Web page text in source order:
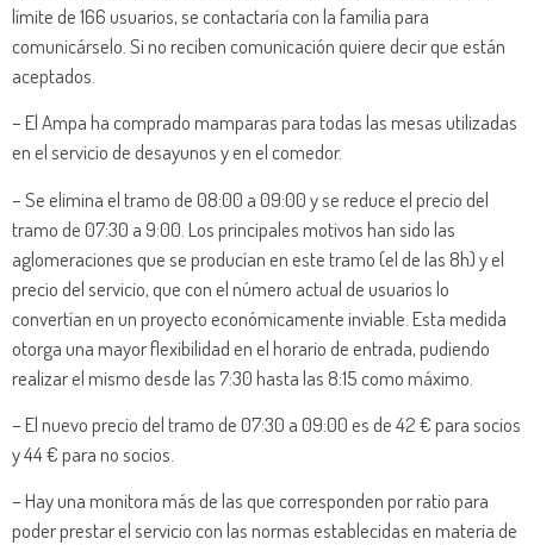
límite de 166 usuarios, se contactaría con la familia para
comunicárselo. Si no reciben comunicación quiere decir que están
aceptados.
– El Ampa ha comprado mamparas para todas las mesas utilizadas
en el servicio de desayunos y en el comedor.
– Se elimina el tramo de 08:00 a 09:00 y se reduce el precio del
tramo de 07:30 a 9:00. Los principales motivos han sido las
aglomeraciones que se producían en este tramo (el de las 8h) y el
precio del servicio, que con el número actual de usuarios lo
convertían en un proyecto económicamente inviable. Esta medida
otorga una mayor flexibilidad en el horario de entrada, pudiendo
realizar el mismo desde las 7:30 hasta las 8:15 como máximo.
– El nuevo precio del tramo de 07:30 a 09:00 es de 42 € para socios
y 44 € para no socios.
– Hay una monitora más de las que corresponden por ratio para
poder prestar el servicio con las normas establecidas en materia de